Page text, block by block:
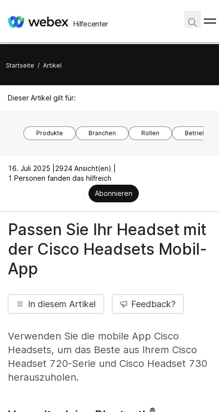
Hilfecenter
Startseite / Artikel
Dieser Artikel gilt für:
Produkte Branchen Rollen
16. Juli 2025 |
2924 Ansicht(en) |
1 Personen fanden das hilfreich
Abonnieren
Passen Sie Ihr Headset mit
der Cisco Headsets Mobil-
App
In diesem Artikel Feedback?
Verwenden Sie die mobile App Cisco
Headsets, um das Beste aus Ihrem Cisco
Headset 720-Serie und Cisco Headset 730
herauszuholen.